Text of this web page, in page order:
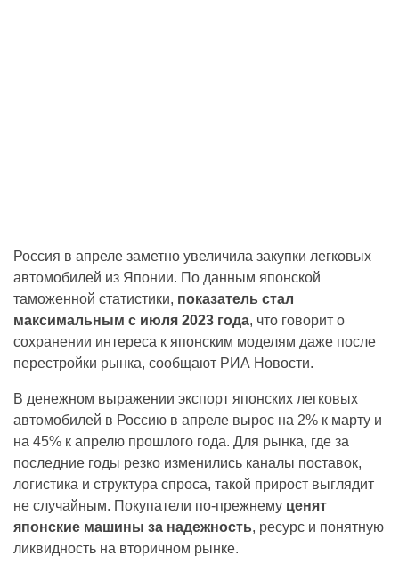
Россия в апреле заметно увеличила закупки легковых
автомобилей из Японии. По данным японской
таможенной статистики, показатель стал
максимальным с июля 2023 года, что говорит о
сохранении интереса к японским моделям даже после
перестройки рынка, сообщают РИА Новости.
В денежном выражении экспорт японских легковых
автомобилей в Россию в апреле вырос на 2% к марту и
на 45% к апрелю прошлого года. Для рынка, где за
последние годы резко изменились каналы поставок,
логистика и структура спроса, такой прирост выглядит
не случайным. Покупатели по-прежнему ценят
японские машины за надежность, ресурс и понятную
ликвидность на вторичном рынке.